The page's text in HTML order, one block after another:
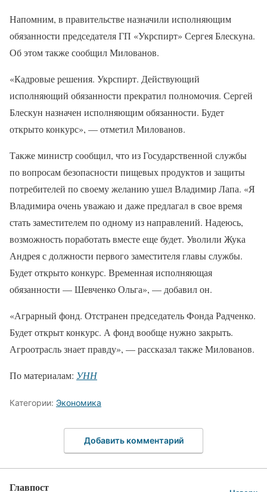
Напомним, в правительстве назначили исполняющим
обязанности председателя ГП «Укрспирт» Сергея Блескуна.
Об этом также сообщил Милованов.
«Кадровые решения. Укрспирт. Действующий
исполняющий обязанности прекратил полномочия. Сергей
Блескун назначен исполняющим обязанности. Будет
открыто конкурс», — отметил Милованов.
Также министр сообщил, что из Государственной службы
по вопросам безопасности пищевых продуктов и защиты
потребителей по своему желанию ушел Владимир Лапа. «Я
Владимира очень уважаю и даже предлагал в свое время
стать заместителем по одному из направлений. Надеюсь,
возможность поработать вместе еще будет. Уволили Жука
Андрея с должности первого заместителя главы службы.
Будет открыто конкурс. Временная исполняющая
обязанности — Шевченко Ольга», — добавил он.
«Аграрный фонд. Отстранен председатель Фонда Радченко.
Будет открыт конкурс. А фонд вообще нужно закрыть.
Агроотрасль знает правду», — рассказал также Милованов.
По материалам: УНН
Категории: Экономика
Добавить комментарий
Главпост